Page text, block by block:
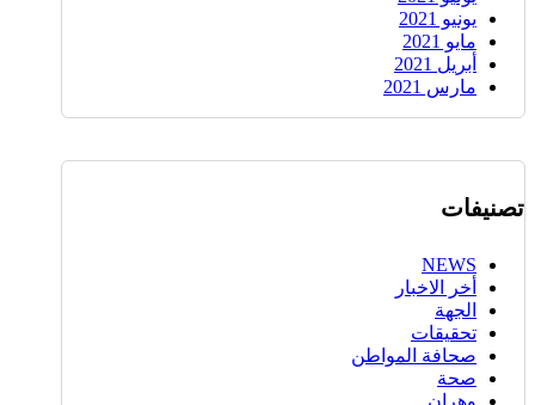
يونيو 2021
مايو 2021
أبريل 2021
مارس 2021
تصنيفات
NEWS
أخر الاخبار
الجهة
تحقيقات
صحافة المواطن
صحة
وهران